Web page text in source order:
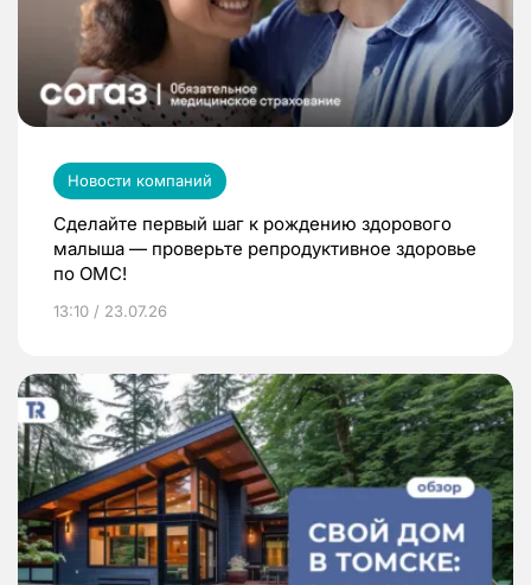
Новости компаний
Сделайте первый шаг к рождению здорового
малыша — проверьте репродуктивное здоровье
по ОМС!
13:10 / 23.07.26